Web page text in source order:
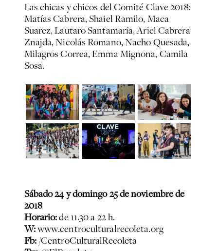
Las chicas y chicos del Comité Clave 2018:
Matías Cabrera, Shaiel Ramilo, Maca
Suarez, Lautaro Santamaría, Ariel Cabrera
Znajda, Nicolás Romano, Nacho Quesada,
Milagros Correa, Emma Mignona, Camila
Sosa.
Sábado 24 y domingo 25 de noviembre de
2018
Horario:de 11.30 a 22 h.
W:www.centroculturalrecoleta.org
Fb:/CentroCulturalRecoleta